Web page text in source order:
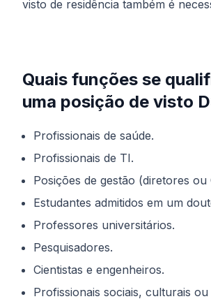
visto de residência também é
Quais funções se
uma posição de visto
Profissionais de saúde.
Profissionais de TI.
Posições de gestão (diretores ou
Estudantes admitidos em um
Professores universitários.
Pesquisadores.
Cientistas e engenheiros.
Profissionais sociais, culturais